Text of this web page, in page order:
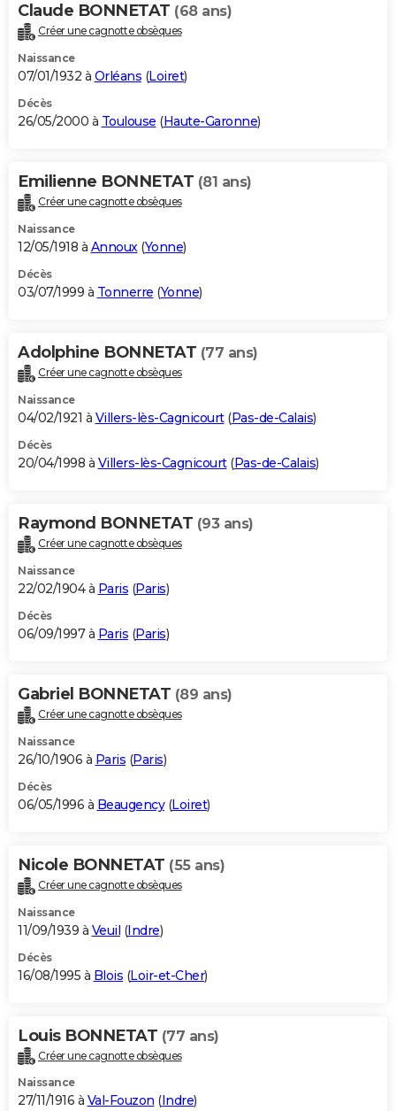
Claude BONNETAT (68 ans)
Créer une cagnotte obsèques
Naissance
07/01/1932 à Orléans (Loiret)
Décès
26/05/2000 à Toulouse (Haute-Garonne)
Emilienne BONNETAT (81 ans)
Créer une cagnotte obsèques
Naissance
12/05/1918 à Annoux(Yonne)
Décès
03/07/1999 à Tonnerre (Yonne)
Adolphine BONNETAT (77 ans)
Créer une cagnotte obsèques
Naissance
04/02/1921 à Villers-lès-Cagnicourt(Pas-de-Calais)
Décès
20/04/1998 à Villers-lès-Cagnicourt(Pas-de-Calais)
Raymond BONNETAT (93 ans)
Créer une cagnotte obsèques
Naissance
22/02/1904 à Paris (Paris)
Décès
06/09/1997 à Paris (Paris)
Gabriel BONNETAT (89 ans)
Créer une cagnotte obsèques
Naissance
26/10/1906 à Paris (Paris)
Décès
06/05/1996 à Beaugency(Loiret)
Nicole BONNETAT (55 ans)
Créer une cagnotte obsèques
Naissance
11/09/1939 à Veuil (Indre)
Décès
16/08/1995 à Blois (Loir-et-Cher)
Louis BONNETAT (77 ans)
Créer une cagnotte obsèques
Naissance
27/11/1916 à Val-Fouzon (Indre)